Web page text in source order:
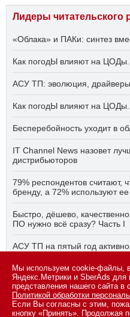
Лидеры читательского
«Облака» и ПАКи: синтез
Как погодЫ влияют на ЦОДы.
АСУ ТП: эволюция,
Как погодЫ влияют на ЦОДы.
Бесперебойность уходит в
IT Channel News назовет
дистрибьюторов
79% респондентов считают,
бренду, а 72% используют
Быстро, дёшево,
ПО нужно всё сразу? Часть I
АСУ ТП на пятый год
Бесперебойность уходит в
© 2026 ООО «СК ПРЕСС».
персональных данных,
Мы используем cookie-файлы,
Яндекс.Метрики и SberAds для
представления нашего сайта в
Политикой обработки
Если Вы согласны с этим,
кнопку «Принять». Продолжая